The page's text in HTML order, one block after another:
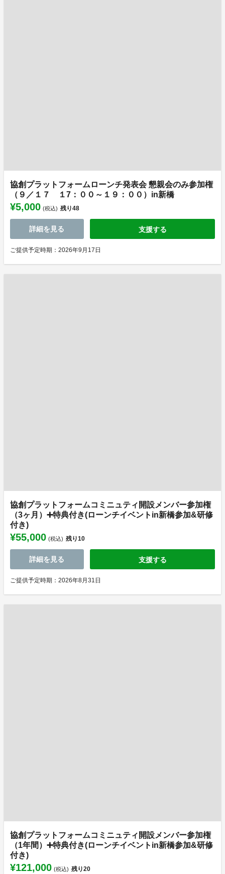
協創プラットフォームローンチ発表会 懇親会のみ参加権
（９／１７ １7：００～１９：００）in新橋
¥5,000 (税込) 残り48
詳細を見る 支援する
ご提供予定時期：2026年9月17日
協創プラットフォームコミニュティ開設メンバー参加権
（3ヶ月）➕特典付き(ローンチイベントin新橋参加&研修
付き)
¥55,000 (税込) 残り10
詳細を見る 支援する
ご提供予定時期：2026年8月31日
協創プラットフォームコミニュティ開設メンバー参加権
（1年間）➕特典付き(ローンチイベントin新橋参加&研修
付き)
¥121,000 (税込) 残り20